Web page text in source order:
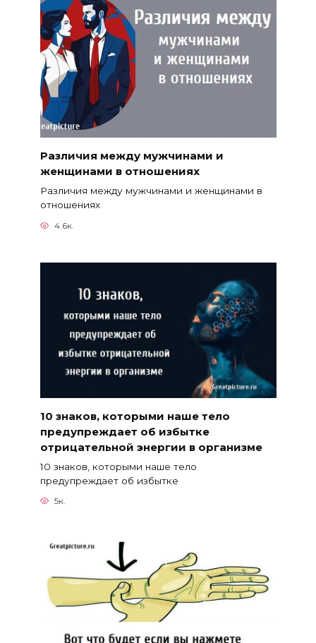
Различия между мужчинами и
женщинами в отношениях
Различия между мужчинами и женщинами в
отношениях
4.6к.
10 знаков, которыми наше тело
предупреждает об избытке
отрицательной энергии в организме
10 знаков, которыми наше тело
предупреждает об избытке
5к.